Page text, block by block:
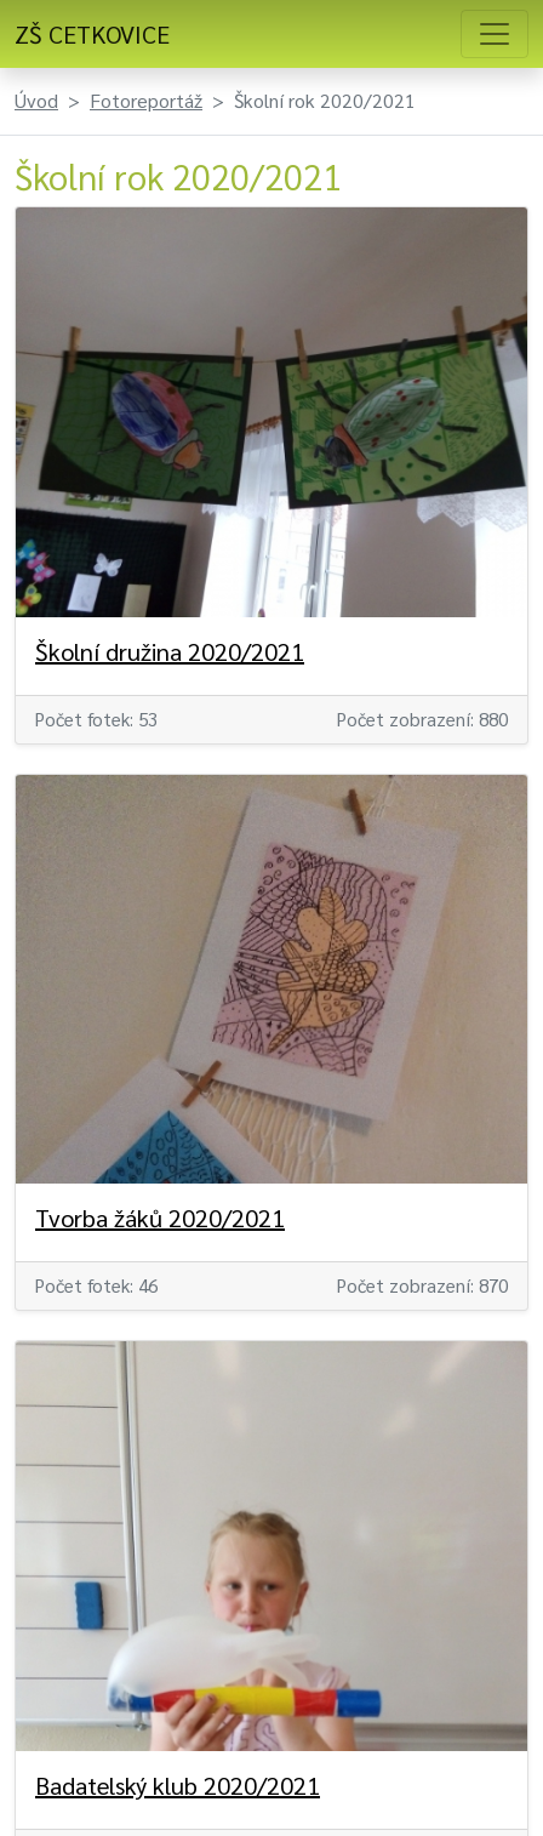
ZŠ CETKOVICE
Úvod Fotoreportáž Školní rok 2020/2021
Školní rok 2020/2021
Školní družina 2020/2021
Počet fotek: 53 Počet zobrazení: 880
Tvorba žáků 2020/2021
Počet fotek: 46 Počet zobrazení: 870
Badatelský klub 2020/2021